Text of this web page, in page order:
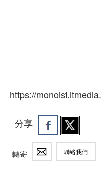
https://
分享
轉寄 聯絡我們